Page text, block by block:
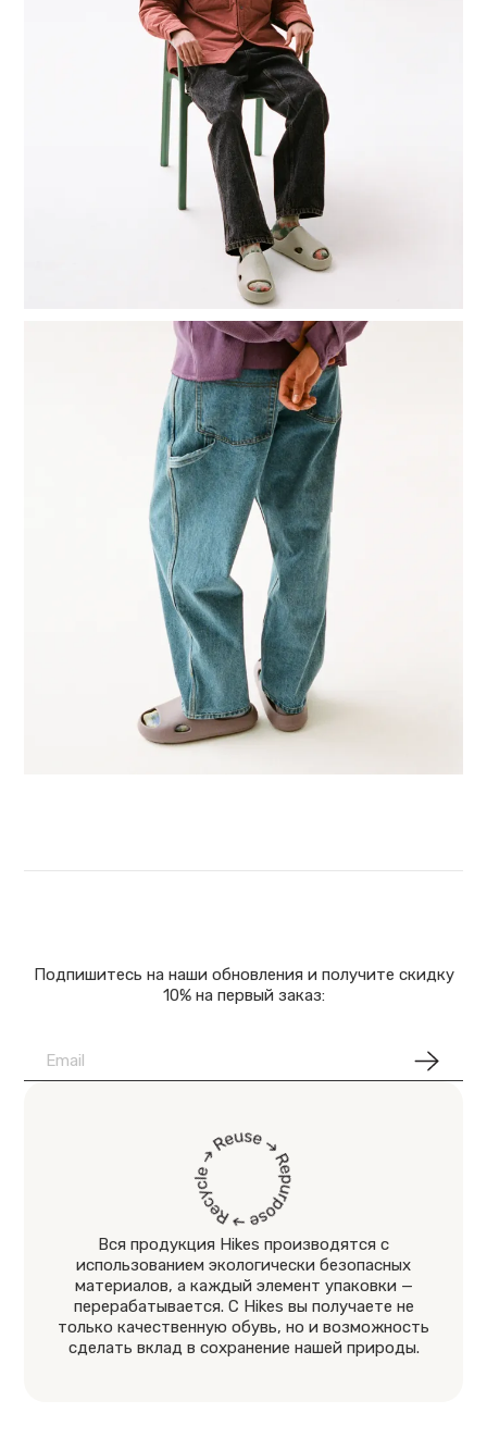
Подпишитесь на наши обновления и получите скидку
10% на первый заказ:
Вся продукция Hikes производятся с
использованием экологически безопасных
материалов, а каждый элемент упаковки —
перерабатывается. С Hikes вы получаете не
только качественную обувь, но и возможность
сделать вклад в сохранение нашей природы.